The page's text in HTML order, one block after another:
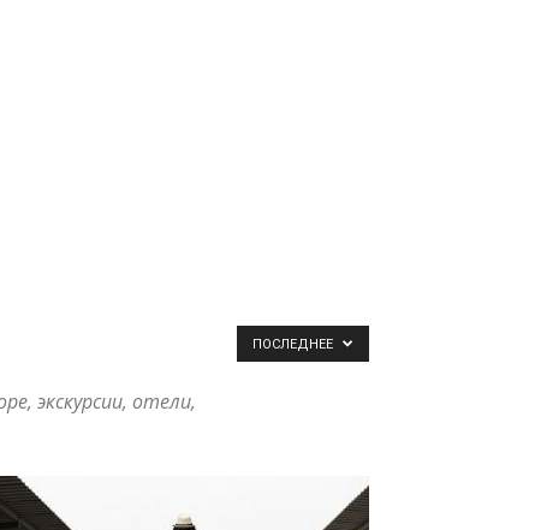
экскурсии, отели,
ПОСЛЕДНЕЕ